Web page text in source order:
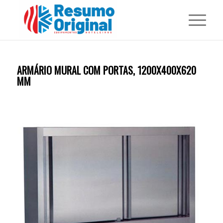
ARMÁRIO MURAL COM PORTAS, 1200X400X620
MM